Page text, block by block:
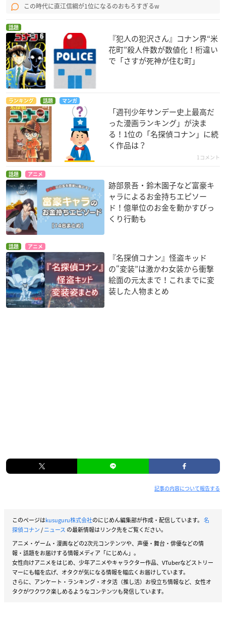
この時代に直江信綱が1位になるのおもろすぎるw
話題
『犯人の犯沢さん』コナン界“米
花町”殺人件数が数値化！桁違い
で「さすが死神が住む町」
ランキング 話題 マンガ
「週刊少年サンデー史上最高だ
った漫画ランキング」が決ま
る！1位の「名探偵コナン」に続
く作品は？
1コメント
話題 アニメ
跡部景吾・鈴木園子など富豪キ
ャラによるお金持ちエピソー
ド！億単位のお金を動かすびっ
くり行動も
話題 アニメ
『名探偵コナン』怪盗キッド
の“変装”は激かわ女装から衝撃
絵面の元太まで！これまでに変
装した人物まとめ
記事の内容について報告する
このページはkusuguru株式会社のにじめん編集部が作成・配信しています。 名
探偵コナン/ニュース の最新情報はリンク先をご覧ください。
アニメ・ゲーム・漫画などの2次元コンテンツや、声優・舞台・俳優などの情
報・話題をお届けする情報メディア「にじめん」。
女性向けアニメをはじめ、少年アニメやキャラクター作品、VTuberなどストリー
マーにも幅を広げ、オタクが気になる情報を幅広くお届けしています。
さらに、アンケート・ランキング・オタ活（推し活）お役立ち情報など、女性オ
タクがワクワク楽しめるようなコンテンツも発信しています。